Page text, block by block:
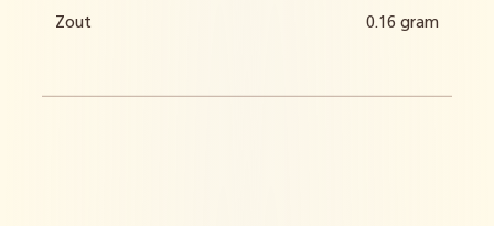
Zout 0.16 gram